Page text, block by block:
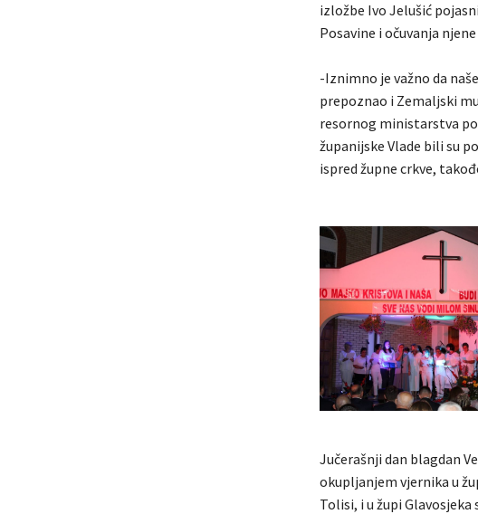
izložbe Ivo Jelušić
Posavine i očuvanja
-Iznimno je važno da
prepoznao i Zemaljski
resornog ministarstva
županijske Vlade bili su
ispred župne crkve,
Jučerašnji dan blagdan
okupljanjem vjernika u
Tolisi, i u župi Glavosjeka